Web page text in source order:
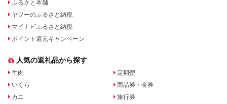
ふるさと本舗
ヤフーのふるさと納税
マイナビふるさと納税
ポイント還元キャンペーン
人気の返礼品から探す
牛肉
いくら
カニ
定期便
商品券・金券
旅行券